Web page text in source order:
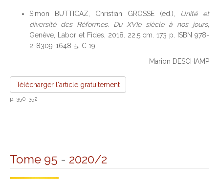
Simon BUTTICAZ, Christian GROSSE (éd.),
Unité et
diversité des Réformes. Du XVIe siècle à nos jours,
Genève, Labor et Fides, 2018. 22,5 cm. 173 p. ISBN 978-
2-8309-1648-5. € 19.
Marion DESCHAMP
Télécharger l'article gratuitement
p. 350-352
Tome 95 - 2020/2